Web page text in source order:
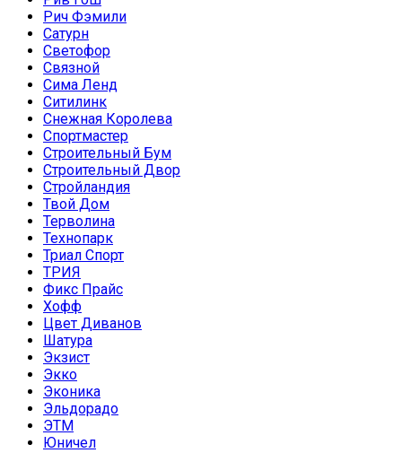
Рич Фэмили
Сатурн
Светофор
Связной
Сима Ленд
Ситилинк
Снежная Королева
Спортмастер
Строительный Бум
Строительный Двор
Стройландия
Твой Дом
Терволина
Технопарк
Триал Спорт
ТРИЯ
Фикс Прайс
Хофф
Цвет Диванов
Шатура
Экзист
Экко
Эконика
Эльдорадо
ЭТМ
Юничел